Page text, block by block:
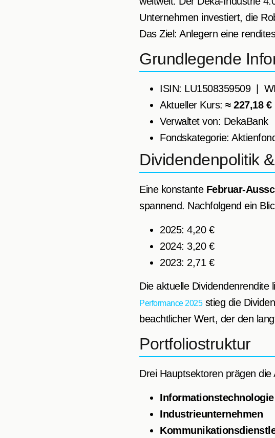
Unternehmen investiert, die
Das Ziel: Anlegern eine
Grundlegende
ISIN: LU1508359509 |
Aktueller Kurs: ≈ 227,18 €
Verwaltet von: DekaBank
Fondskategorie:
Dividendenpolitik
Eine konstante Februar-
spannend. Nachfolgend ein
2025: 4,20 €
2024: 3,20 €
2023: 2,71 €
Die aktuelle Dividendenrendite
Performance 2025stieg die
beachtlicher Wert, der den
Portfoliostruktur
Drei Hauptsektoren prägen die
Informationstechnologie
Industrieunternehmen